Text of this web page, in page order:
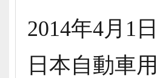
2014年4月1日
日本自動車